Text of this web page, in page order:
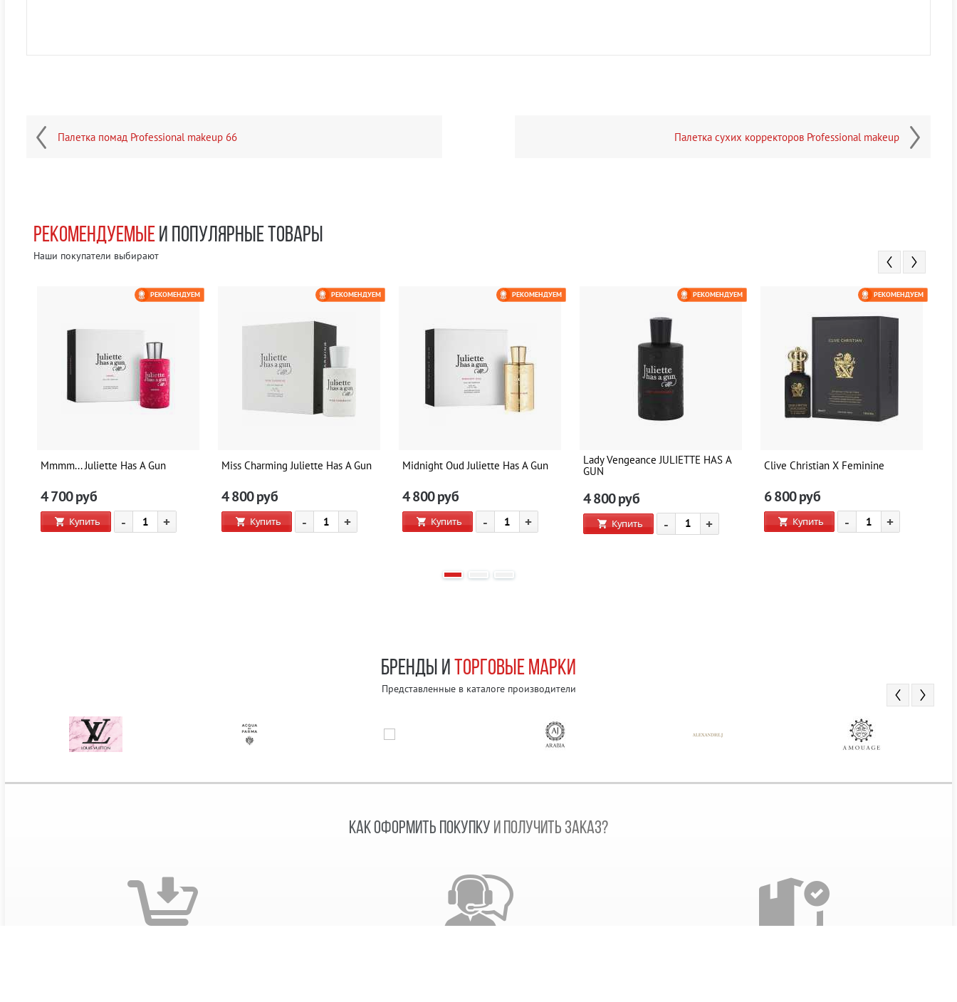
Палетка помад Professional makeup 66 Палетка сухих корректоров Professional makeup
РЕКОМЕНДУЕМЫЕИ ПОПУЛЯРНЫЕ ТОВАРЫ
Наши покупатели выбирают
Mmmm... Juliette Has A Gun
4 700руб
Купить - +
РЕКОМЕНДУЕМ
Miss Charming Juliette Has A Gun
4 800руб
Купить - +
РЕКОМЕНДУЕМ
Midnight Oud Juliette Has A Gun
4 800руб
Купить - +
РЕКОМЕНДУЕМ
Lady Vengeance JULIETTE HAS A
GUN
4 800руб
Купить - +
РЕКОМЕНДУЕМ
Clive Christian X Feminine
6 800руб
Купить - +
РЕКОМЕНДУЕМ
БРЕНДЫ И ТОРГОВЫЕ МАРКИ
Представленные в каталоге производители
КАК ОФОРМИТЬ ПОКУПКУ И ПОЛУЧИТЬ ЗАКАЗ?